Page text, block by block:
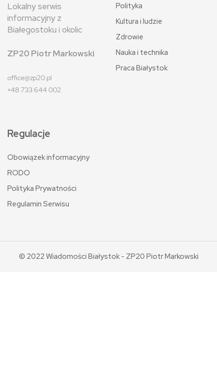
Lokalny serwis
informacyjny z
Białegostoku i okolic
ZP20 Piotr Markowski
office@zp20.pl
+48 733 644 002
Polityka
Kultura i ludzie
Zdrowie
Nauka i technika
Praca Białystok
Regulacje
Obowiązek informacyjny
RODO
Polityka Prywatności
Regulamin Serwisu
© 2022 Wiadomości Białystok - ZP20 Piotr Markowski